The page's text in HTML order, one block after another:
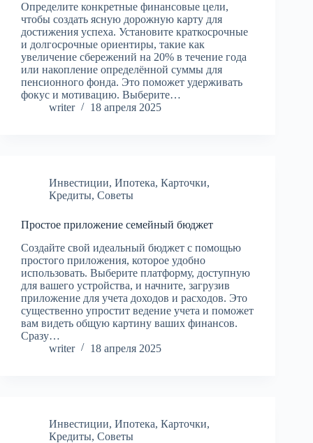
Определите конкретные финансовые цели,
чтобы создать ясную дорожную карту для
достижения успеха. Установите краткосрочные
и долгосрочные ориентиры, такие как
увеличение сбережений на 20% в течение года
или накопление определённой суммы для
пенсионного фонда. Это поможет удерживать
фокус и мотивацию. Выберите…
writer
18 апреля 2025
Инвестиции, Ипотека, Карточки,
Кредиты, Советы
Простое приложение семейный бюджет
Создайте свой идеальный бюджет с помощью
простого приложения, которое удобно
использовать. Выберите платформу, доступную
для вашего устройства, и начните, загрузив
приложение для учета доходов и расходов. Это
существенно упростит ведение учета и поможет
вам видеть общую картину ваших финансов.
Сразу…
writer
18 апреля 2025
Инвестиции, Ипотека, Карточки,
Кредиты, Советы